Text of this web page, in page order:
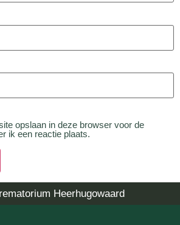
opslaan in deze browser voor de
ik een reactie plaats.
Heerhugowaard